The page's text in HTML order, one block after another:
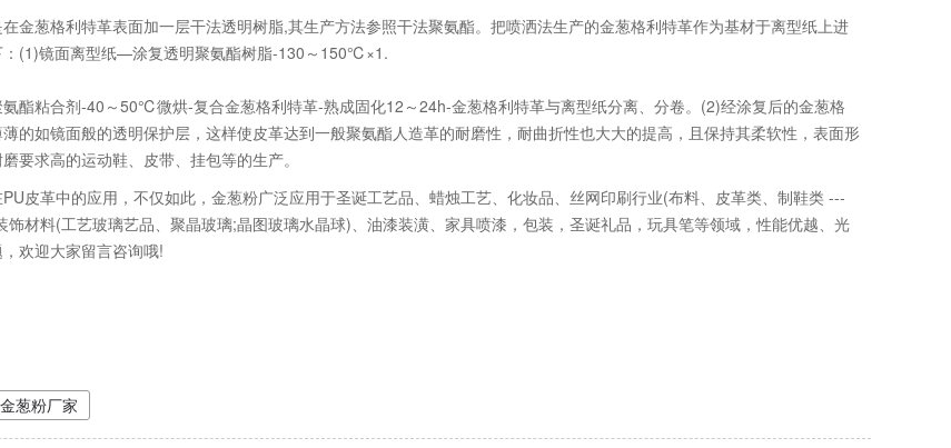
葱格利特革表面加一层干法透明树脂,其生产方法参照干法聚氨酯。把喷洒法生产的金葱格利特革作为基材于离型纸上进
：(1)镜面离型纸—涂复透明聚氨酯树脂-130～150℃×1.
酯粘合剂-40～50℃微烘-复合金葱格利特革-熟成固化12～24h-金葱格利特革与离型纸分离、分卷。(2)经涂复后的金葱格
的如镜面般的透明保护层，这样使皮革达到一般聚氨酯人造革的耐磨性，耐曲折性也大大的提高，且保持其柔软性，表面形
要求高的运动鞋、皮带、挂包等的生产。
皮革中的应用，不仅如此，金葱粉广泛应用于圣诞工艺品、蜡烛工艺、化妆品、丝网印刷行业(布料、皮革类、制鞋类 ---
饰材料(工艺玻璃艺品、聚晶玻璃;晶图玻璃水晶球)、油漆装潢、家具喷漆，包装，圣诞礼品，玩具笔等领域，性能优越、光
欢迎大家留言咨询哦!
金葱粉厂家